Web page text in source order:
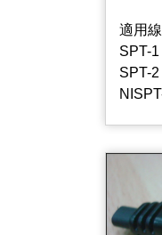
適用線
SPT-
SPT-